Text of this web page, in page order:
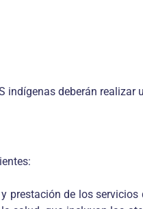
indígenas deberán realizar
de los